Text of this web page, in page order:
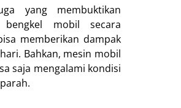
yang membuktikan
mobil secara
memberikan dampak
Bahkan, mesin mobil
saja mengalami kondisi